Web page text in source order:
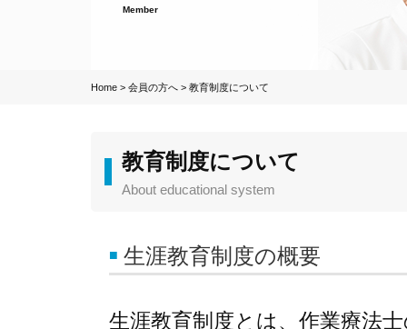
Member
Home > 会員の方へ > 教育制度について
教育制度について
About educational system
生涯教育制度の概要
生涯教育制度とは、作業療法